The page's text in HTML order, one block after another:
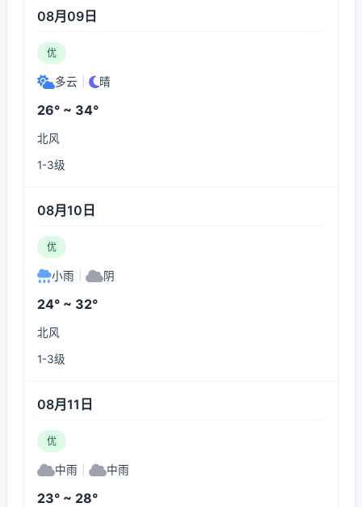
08月09日
优
多云 晴
26° ~ 34°
北风
1-3级
08月10日
优
小雨 阴
24° ~ 32°
北风
1-3级
08月11日
优
中雨 中雨
23° ~ 28°